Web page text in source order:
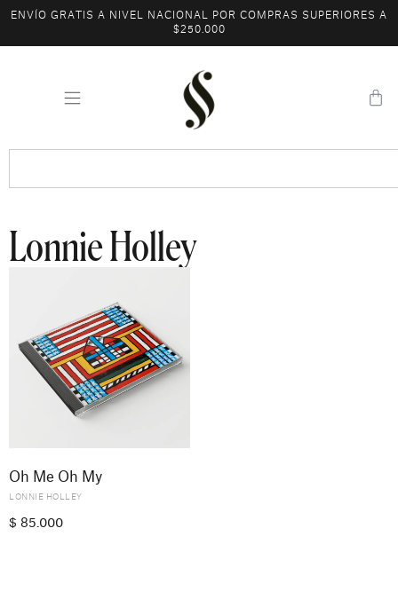
ENVÍO GRATIS A NIVEL NACIONAL POR COMPRAS SUPERIORES A
$250.000
Lonnie Holley
Oh Me Oh My
LONNIE HOLLEY
$ 85.000